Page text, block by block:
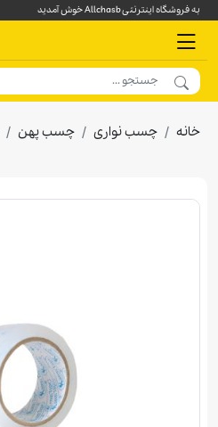
به فروشگاه اینترنتی Allchasb خوش آمدید
خانه چسب نواری چسب پهن